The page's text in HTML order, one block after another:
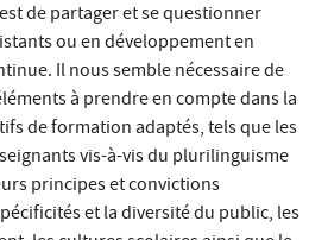
de partager et se questionner
ou en développement en
Il nous semble nécessaire de
à prendre en compte dans la
de formation adaptés, tels que les
vis-à-vis du plurilinguisme
principes et convictions
et la diversité du public, les